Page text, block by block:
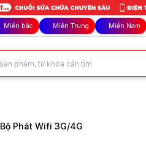
Miền bắc Miền Trung Miền Nam
Bộ Phát Wifi 3G/4G